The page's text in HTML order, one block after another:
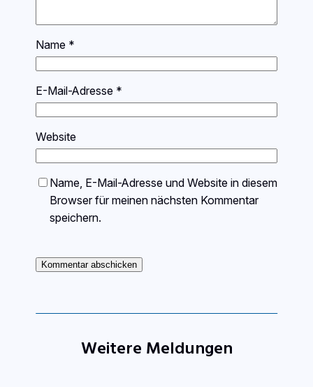
Name *
E-Mail-Adresse *
Website
Name, E-Mail-Adresse und Website in diesem
Browser für meinen nächsten Kommentar
speichern.
Weitere Meldungen